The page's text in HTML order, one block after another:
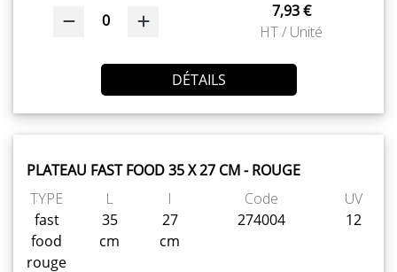
0
7,93 €
HT / Unité
DÉTAILS
PLATEAU FAST FOOD 35 X 27 CM - ROUGE
TYPE
fast
food
rouge
L
35
cm
l
27
cm
Code
274004
UV
12